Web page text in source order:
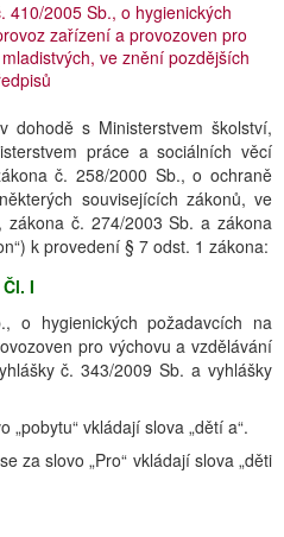
410/2005 Sb., o hygienických
zařízení a provozoven pro
ve znění pozdějších
dohodě s Ministerstvem školství,
práce a sociálních věcí
č. 258/2000 Sb., o ochraně
souvisejících zákonů, ve
č. 274/2003 Sb. a zákona
k provedení § 7 odst. 1 zákona:
Čl. I
o hygienických požadavcích na
pro výchovu a vzdělávání
č. 343/2009 Sb. a vyhlášky
„pobytu“ vkládají slova „dětí a“.
za slovo „Pro“ vkládají slova „děti